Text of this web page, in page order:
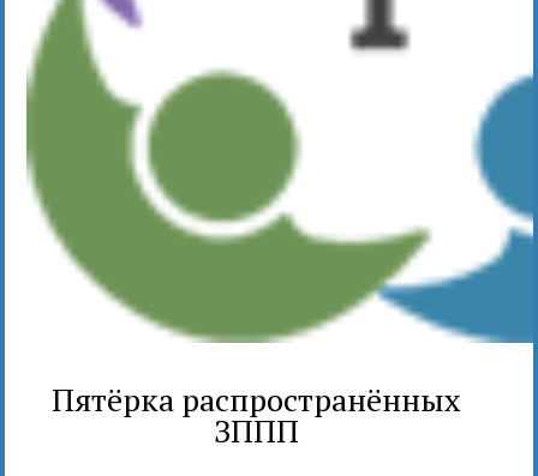
Пятёрка распространённых
ЗППП